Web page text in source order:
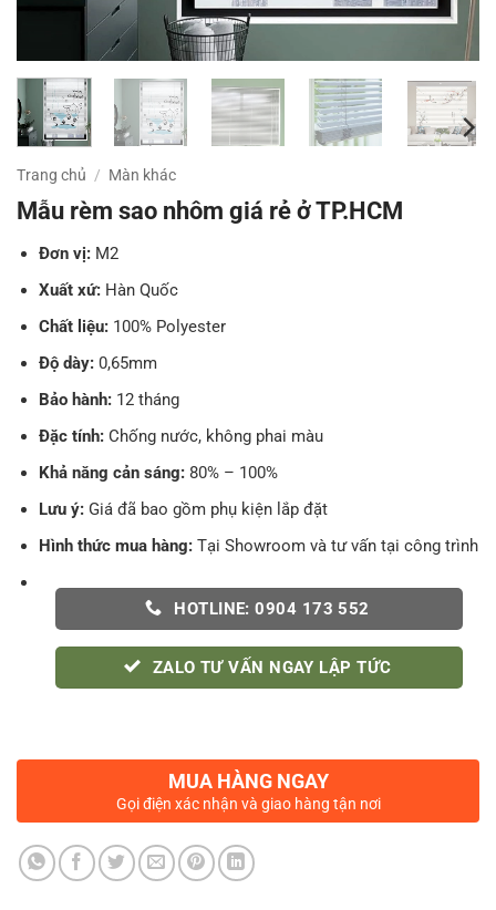
Trang chủ / Màn khác
Mẫu rèm sao nhôm giá rẻ ở TP.HCM
Đơn vị: M2
Xuất xứ:Hàn Quốc
Chất liệu:100% Polyester
Độ dày:0,65mm
Bảo hành:12 tháng
Đặc tính:Chống nước, không phai màu
Khả năng cản sáng:80% – 100%
Lưu ý:Giá đã bao gồm phụ kiện lắp đặt
Hình thức mua hàng:Tại Showroom và tư vấn tại công trình
HOTLINE: 0904 173 552
ZALO TƯ VẤN NGAY LẬP TỨC
MUA HÀNG NGAY
Gọi điện xác nhận và giao hàng tận nơi